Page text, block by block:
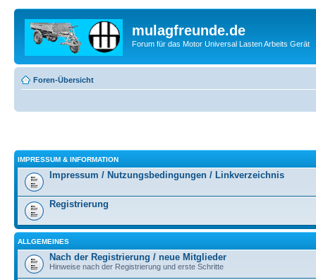
mulagfreunde.de
Forum für das Motor Universal Lasten Arbeits Gerät
Foren-Übersicht
IMPRESSUM & INFORMATION
Impressum / Nutzungsbedingungen / Linkverzeichnis
Registrierung
ALLGEMEINES
Nach der Registrierung / neue Mitglieder
Hinweise nach der Registrierung und erste Schritte